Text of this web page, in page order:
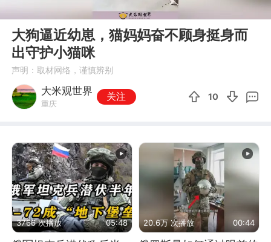
大狗逼近幼崽，猫妈妈奋不顾身挺身而
出守护小猫咪
声明：取材网络，谨慎辨别
大米观世界
重庆
关注 10
3766 次播放 05:48 20.6万 次播放 00:44